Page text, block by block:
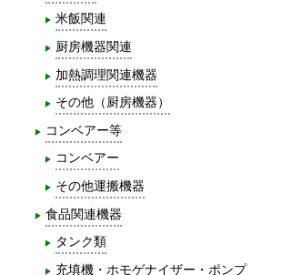
米飯関連
厨房機器関連
加熱調理関連機器
その他（厨房機器）
コンベアー等
コンベアー
その他運搬機器
食品関連機器
タンク類
充填機・ホモゲナイザー・ポンプ